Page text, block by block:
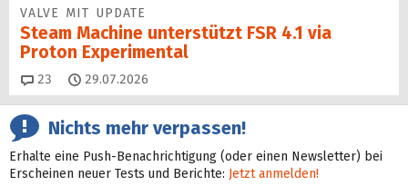
VALVE MIT UPDATE
Steam Machine unterstützt FSR 4.1 via
Proton Experimental
23 Kommentare
29.07.2026
Nichts mehr verpassen!
Erhalte eine Push-Benachrichtigung (oder einen Newsletter) bei
Erscheinen neuer Tests und Berichte: Jetzt anmelden!